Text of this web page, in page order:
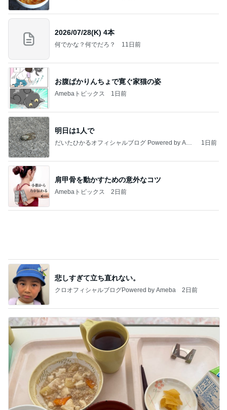
2026/07/28(K) 4本
何でかな？何でだろ？ 11日前
お腹ぱかりんちょで寛ぐ家猫の姿
Amebaトピックス 1日前
明日は1人で
だいたひかるオフィシャルブログ Powered by Ame
1日前
肩甲骨を動かすための意外なコツ
Amebaトピックス 2日前
悲しすぎて立ち直れない。
クロオフィシャルブログPowered by Ameba 2日前